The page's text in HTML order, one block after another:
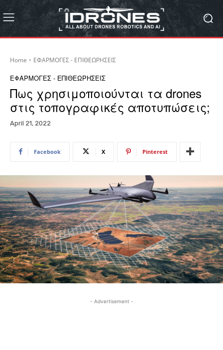
Home ΕΦΑΡΜΟΓΕΣ - ΕΠΙΘΕΩΡΗΣΕΙΣ
ΕΦΑΡΜΟΓΕΣ - ΕΠΙΘΕΩΡΗΣΕΙΣ
Πως χρησιμοποιούνται τα drones
στις τοπογραφικές αποτυπώσεις;
April 21, 2022
Facebook X Pinterest
- Advertisement -